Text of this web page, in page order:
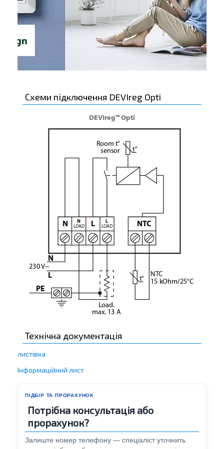
Схеми підключення DEVIreg Opti
Технічна документація
листівка
Інформаційний лист
ПІДБІР ТА ПРОРАХУНОК
Потрібна консультація або
прорахунок?
Залиште номер телефону — спеціаліст уточнить